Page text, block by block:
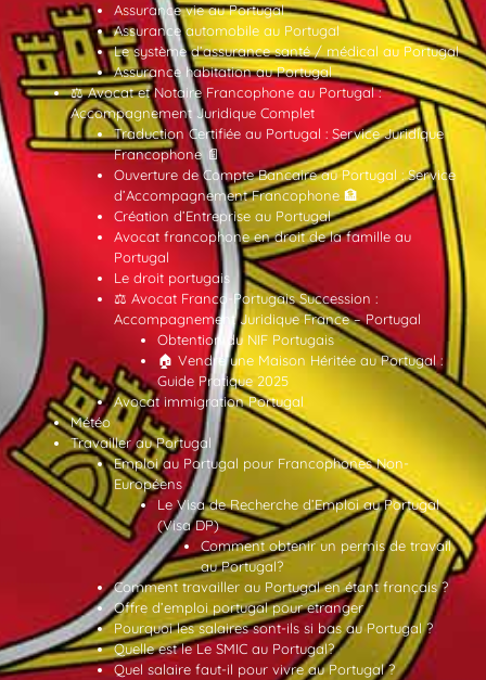
Assurance vie au Portugal
Assurance automobile au Portugal
Le système d’assurance santé / médical au Portugal
Assurance habitation au Portugal
⚖️ Avocat et Notaire Francophone au Portugal :
Accompagnement Juridique Complet
Traduction Certifiée au Portugal : Service Juridique
Francophone 📄
Ouverture de Compte Bancaire au Portugal : Service
d’Accompagnement Francophone 🏦
Création d’Entreprise au Portugal
Avocat francophone en droit de la famille au
Portugal
Le droit portugais
⚖️ Avocat Franco-Portugais Succession :
Accompagnement Juridique France – Portugal
Obtention du NIF Portugais
🏠 Vendre une Maison Héritée au Portugal :
Guide Pratique 2025
Avocat immigration Portugal
Météo
Travailler au Portugal
Emploi au Portugal pour Francophones Non-
Européens
Le Visa de Recherche d’Emploi au Portugal
(Visa DP)
Comment obtenir un permis de travail
au Portugal?
Comment travailler au Portugal en étant français ?
Offre d’emploi portugal pour etranger
Pourquoi les salaires sont-ils si bas au Portugal ?
Quelle est le Le SMIC au Portugal?
Quel salaire faut-il pour vivre au Portugal ?